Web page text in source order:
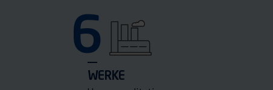
6
WERKE